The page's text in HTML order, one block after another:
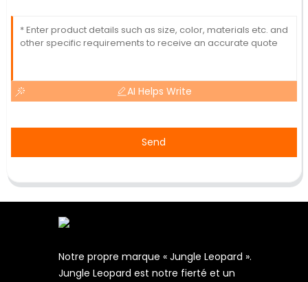
AI Helps Write
Send
Notre propre marque « Jungle Leopard ».
Jungle Leopard est notre fierté et un